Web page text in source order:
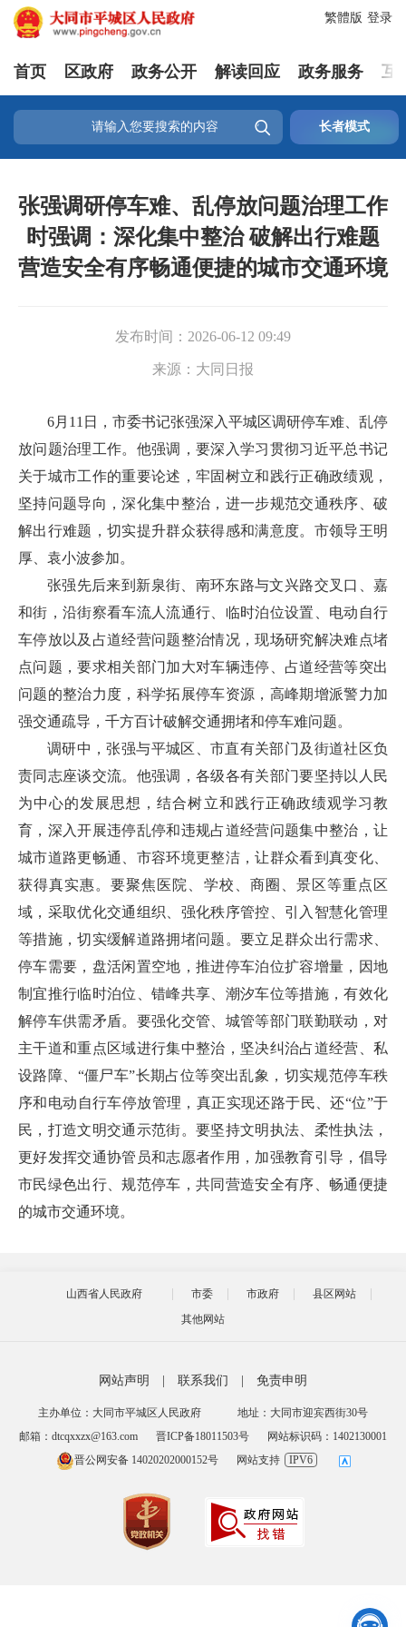
登录
繁體版
首页 区政府 政务公开 解读回应 政务服务 互
 长者模式
张强调研停车难、乱停放问题治理工作
时强调：深化集中整治 破解出行难题
营造安全有序畅通便捷的城市交通环境
发布时间： 2026-06-12 09:49
来源： 大同日报
6月11日，市委书记张强深入平城区调研停车难、乱停
放问题治理工作。他强调，要深入学习贯彻习近平总书记
关于城市工作的重要论述，牢固树立和践行正确政绩观，
坚持问题导向，深化集中整治，进一步规范交通秩序、破
解出行难题，切实提升群众获得感和满意度。市领导王明
厚、袁小波参加。
张强先后来到新泉街、南环东路与文兴路交叉口、嘉
和街，沿街察看车流人流通行、临时泊位设置、电动自行
车停放以及占道经营问题整治情况，现场研究解决难点堵
点问题，要求相关部门加大对车辆违停、占道经营等突出
问题的整治力度，科学拓展停车资源，高峰期增派警力加
强交通疏导，千方百计破解交通拥堵和停车难问题。
调研中，张强与平城区、市直有关部门及街道社区负
责同志座谈交流。他强调，各级各有关部门要坚持以人民
为中心的发展思想，结合树立和践行正确政绩观学习教
育，深入开展违停乱停和违规占道经营问题集中整治，让
城市道路更畅通、市容环境更整洁，让群众看到真变化、
获得真实惠。要聚焦医院、学校、商圈、景区等重点区
域，采取优化交通组织、强化秩序管控、引入智慧化管理
等措施，切实缓解道路拥堵问题。要立足群众出行需求、
停车需要，盘活闲置空地，推进停车泊位扩容增量，因地
制宜推行临时泊位、错峰共享、潮汐车位等措施，有效化
解停车供需矛盾。要强化交管、城管等部门联勤联动，对
主干道和重点区域进行集中整治，坚决纠治占道经营、私
设路障、“僵尸车”长期占位等突出乱象，切实规范停车秩
序和电动自行车停放管理，真正实现还路于民、还“位”于
民，打造文明交通示范街。要坚持文明执法、柔性执法，
更好发挥交通协管员和志愿者作用，加强教育引导，倡导
市民绿色出行、规范停车，共同营造安全有序、畅通便捷
的城市交通环境。
山西省人民政府 市委 市政府
县区网站
其他网站
网站声明 联系我们 免责申明
主办单位：大同市平城区人民政府
地址：大同市迎宾西街30号
邮箱：dtcqxxzx@163.com
晋ICP备18011503号
网站标识码：1402130001
晋公网安备 14020202000152号
网站支持 IPV6